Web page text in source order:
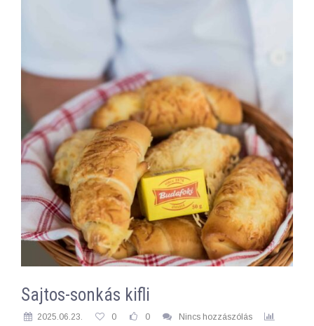
Sajtos-sonkás kifli
2025.06.23. 0 0
Nincs hozzászólás